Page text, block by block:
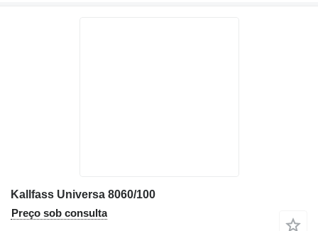
Kallfass Universa 8060/100
Preço sob consulta